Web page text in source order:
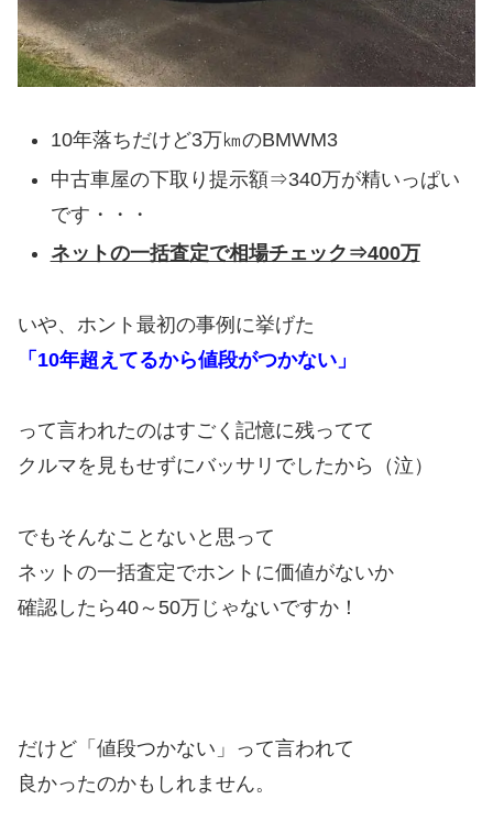
10年落ちだけど3万㎞のBMWM3
中古車屋の下取り提示額⇒340万が精いっぱい
です・・・
ネットの一括査定で相場チェック⇒400万
いや、ホント最初の事例に挙げた
「10年超えてるから値段がつかない」
って言われたのはすごく記憶に残ってて
クルマを見もせずにバッサリでしたから（泣）
でもそんなことないと思って
ネットの一括査定でホントに価値がないか
確認したら40～50万じゃないですか！
だけど「値段つかない」って言われて
良かったのかもしれません。